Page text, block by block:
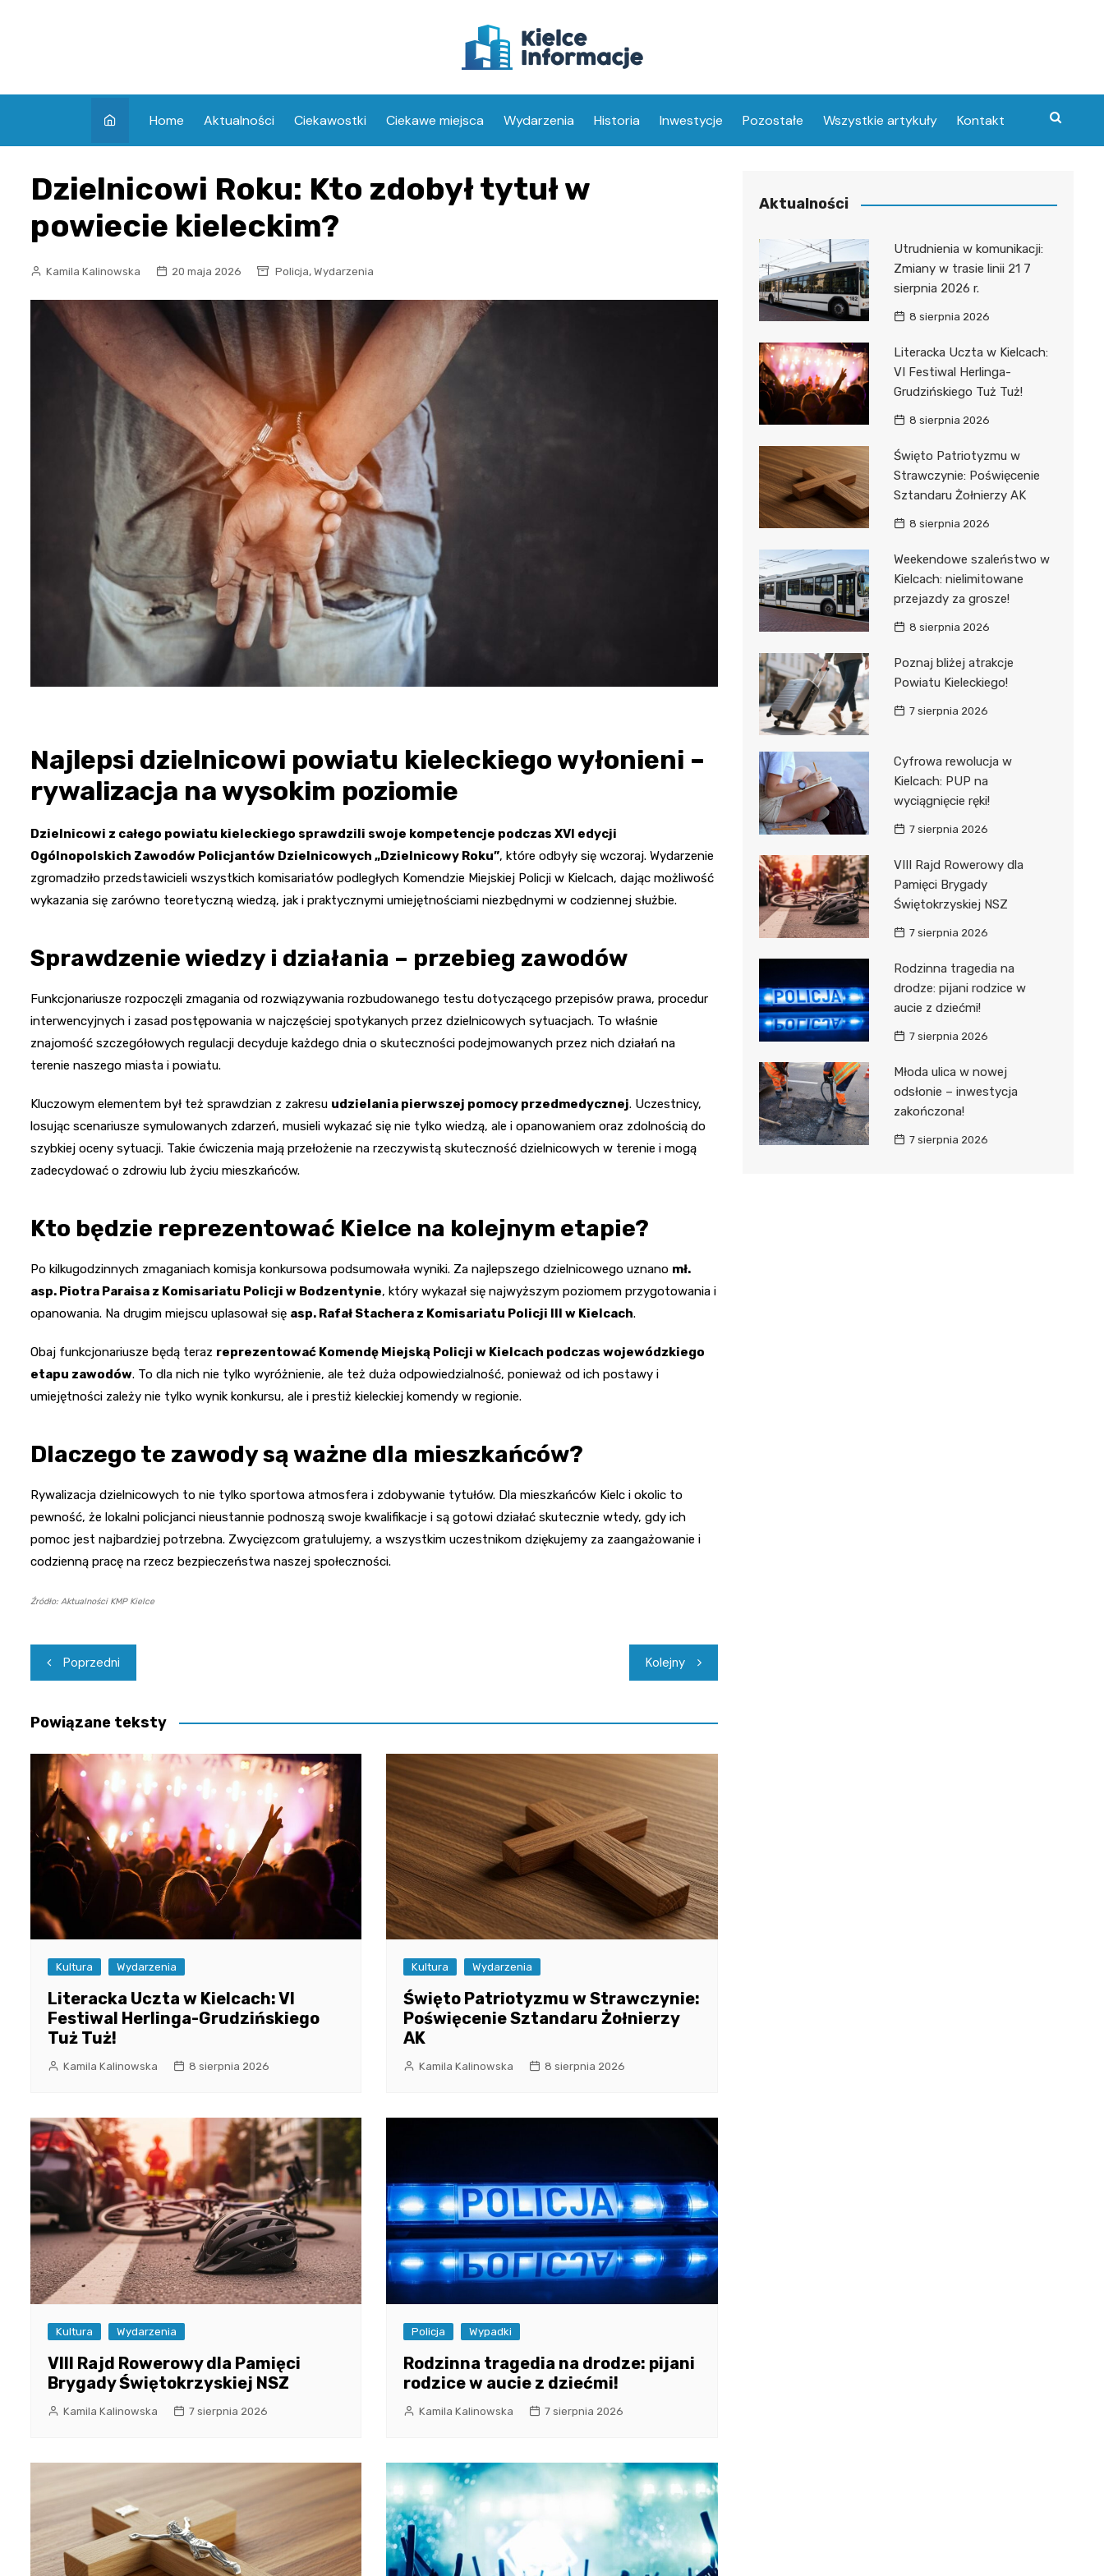
Home Aktualności Ciekawostki Ciekawe miejsca Wydarzenia Historia Inwestycje Pozostałe Wszystkie artykuły Kontakt
Dzielnicowi Roku: Kto zdobył tytuł w
powiecie kieleckim?
Kamila Kalinowska 20 maja 2026 Policja, Wydarzenia
Najlepsi dzielnicowi powiatu kieleckiego wyłonieni –
rywalizacja na wysokim poziomie
Dzielnicowi z całego powiatu kieleckiego sprawdzili swoje kompetencje podczas XVI edycji
Ogólnopolskich Zawodów Policjantów Dzielnicowych „Dzielnicowy Roku”, które odbyły się wczoraj. Wydarzenie
zgromadziło przedstawicieli wszystkich komisariatów podległych Komendzie Miejskiej Policji w Kielcach, dając możliwość
wykazania się zarówno teoretyczną wiedzą, jak i praktycznymi umiejętnościami niezbędnymi w codziennej służbie.
Sprawdzenie wiedzy i działania – przebieg zawodów
Funkcjonariusze rozpoczęli zmagania od rozwiązywania rozbudowanego testu dotyczącego przepisów prawa, procedur
interwencyjnych i zasad postępowania w najczęściej spotykanych przez dzielnicowych sytuacjach. To właśnie
znajomość szczegółowych regulacji decyduje każdego dnia o skuteczności podejmowanych przez nich działań na
terenie naszego miasta i powiatu.
Kluczowym elementem był też sprawdzian z zakresu udzielania pierwszej pomocy przedmedycznej. Uczestnicy,
losując scenariusze symulowanych zdarzeń, musieli wykazać się nie tylko wiedzą, ale i opanowaniem oraz zdolnością do
szybkiej oceny sytuacji. Takie ćwiczenia mają przełożenie na rzeczywistą skuteczność dzielnicowych w terenie i mogą
zadecydować o zdrowiu lub życiu mieszkańców.
Kto będzie reprezentować Kielce na kolejnym etapie?
Po kilkugodzinnych zmaganiach komisja konkursowa podsumowała wyniki. Za najlepszego dzielnicowego uznano mł.
asp. Piotra Paraisa z Komisariatu Policji w Bodzentynie, który wykazał się najwyższym poziomem przygotowania i
opanowania. Na drugim miejscu uplasował się asp. Rafał Stachera z Komisariatu Policji III w Kielcach.
Obaj funkcjonariusze będą teraz reprezentować Komendę Miejską Policji w Kielcach podczas wojewódzkiego
etapu zawodów. To dla nich nie tylko wyróżnienie, ale też duża odpowiedzialność, ponieważ od ich postawy i
umiejętności zależy nie tylko wynik konkursu, ale i prestiż kieleckiej komendy w regionie.
Dlaczego te zawody są ważne dla mieszkańców?
Rywalizacja dzielnicowych to nie tylko sportowa atmosfera i zdobywanie tytułów. Dla mieszkańców Kielc i okolic to
pewność, że lokalni policjanci nieustannie podnoszą swoje kwalifikacje i są gotowi działać skutecznie wtedy, gdy ich
pomoc jest najbardziej potrzebna. Zwycięzcom gratulujemy, a wszystkim uczestnikom dziękujemy za zaangażowanie i
codzienną pracę na rzecz bezpieczeństwa naszej społeczności.
Źródło: Aktualności KMP Kielce
Nawigacja
wpisu
Poprzedni Kolejny
Powiązane teksty
Kultura Wydarzenia
Literacka Uczta w Kielcach: VI
Festiwal Herlinga-Grudzińskiego
Tuż Tuż!
Kamila Kalinowska 8 sierpnia 2026
Kultura Wydarzenia
Święto Patriotyzmu w Strawczynie:
Poświęcenie Sztandaru Żołnierzy
AK
Kamila Kalinowska 8 sierpnia 2026
Kultura Wydarzenia
VIII Rajd Rowerowy dla Pamięci
Brygady Świętokrzyskiej NSZ
Kamila Kalinowska 7 sierpnia 2026
Policja Wypadki
Rodzinna tragedia na drodze: pijani
rodzice w aucie z dziećmi!
Kamila Kalinowska 7 sierpnia 2026
Aktualności
Utrudnienia w komunikacji:
Zmiany w trasie linii 21 7
sierpnia 2026 r.
8 sierpnia 2026
Literacka Uczta w Kielcach:
VI Festiwal Herlinga-
Grudzińskiego Tuż Tuż!
8 sierpnia 2026
Święto Patriotyzmu w
Strawczynie: Poświęcenie
Sztandaru Żołnierzy AK
8 sierpnia 2026
Weekendowe szaleństwo w
Kielcach: nielimitowane
przejazdy za grosze!
8 sierpnia 2026
Poznaj bliżej atrakcje
Powiatu Kieleckiego!
7 sierpnia 2026
Cyfrowa rewolucja w
Kielcach: PUP na
wyciągnięcie ręki!
7 sierpnia 2026
VIII Rajd Rowerowy dla
Pamięci Brygady
Świętokrzyskiej NSZ
7 sierpnia 2026
Rodzinna tragedia na
drodze: pijani rodzice w
aucie z dziećmi!
7 sierpnia 2026
Młoda ulica w nowej
odsłonie – inwestycja
zakończona!
7 sierpnia 2026